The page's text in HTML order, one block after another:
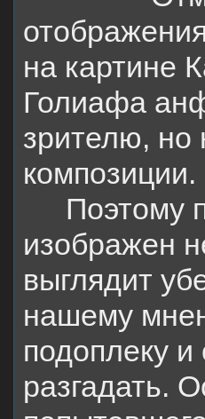
на картине
Голиафа
зрителю, но
композиции.
Поэтому
изображен
выглядит
нашему
подоплеку
разгадать.